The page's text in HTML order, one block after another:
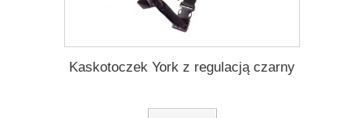
Kaskotoczek York z regulacją czarny